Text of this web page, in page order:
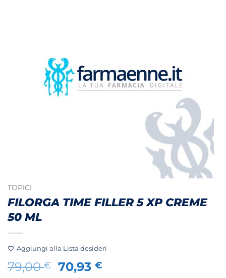
TOPICI
FILORGA TIME FILLER 5 XP CREME
50 ML
Aggiungi alla Lista desideri
79,00€
Il
70,93€